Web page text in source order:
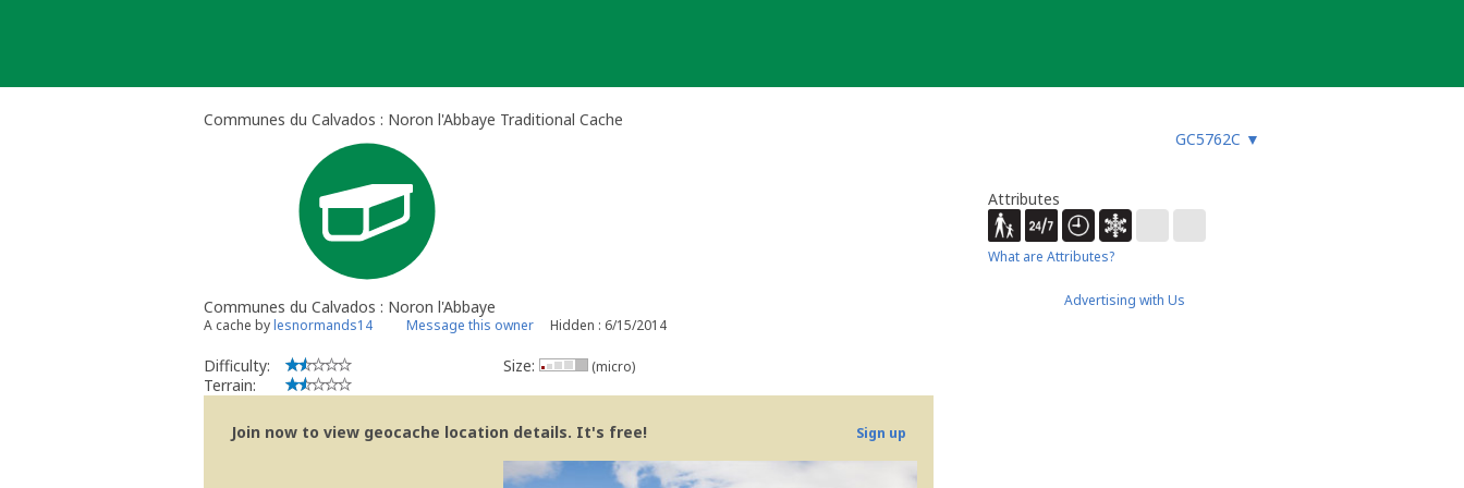
Communes du Calvados : Noron l'Abbaye Traditional Cache
GC5762C ▼
Communes du Calvados : Noron l'Abbaye
A cache bylesnormands14 Message this owner Hidden : 6/15/2014
Difficulty:
Terrain:
Size: (micro)
Join now to view geocache location details. It's free! Sign up
Attributes
What are Attributes?
Advertising with Us